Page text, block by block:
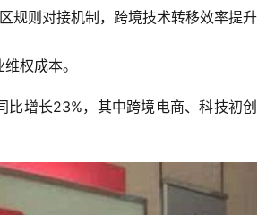
规则对接机制，跨境技术转移效率提升
权成本。
增长23%，其中跨境电商、科技初创